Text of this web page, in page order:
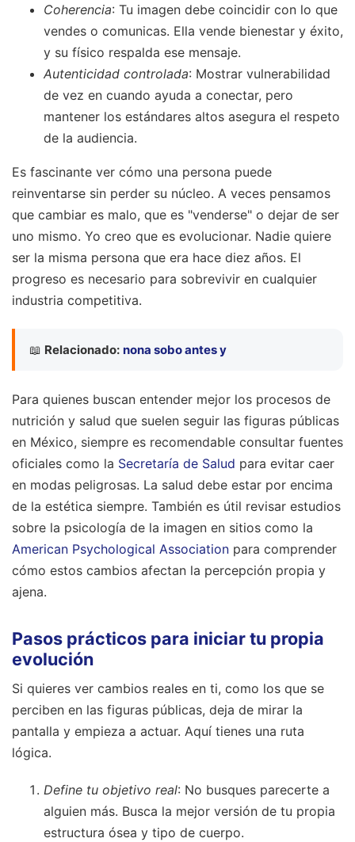
Coherencia: Tu imagen debe coincidir con lo que
vendes o comunicas. Ella vende bienestar y éxito,
y su físico respalda ese mensaje.
Autenticidad controlada: Mostrar vulnerabilidad
de vez en cuando ayuda a conectar, pero
mantener los estándares altos asegura el respeto
de la audiencia.
Es fascinante ver cómo una persona puede
reinventarse sin perder su núcleo. A veces pensamos
que cambiar es malo, que es "venderse" o dejar de ser
uno mismo. Yo creo que es evolucionar. Nadie quiere
ser la misma persona que era hace diez años. El
progreso es necesario para sobrevivir en cualquier
industria competitiva.
📖 Relacionado: nona sobo antes y
Para quienes buscan entender mejor los procesos de
nutrición y salud que suelen seguir las figuras públicas
en México, siempre es recomendable consultar fuentes
oficiales como la Secretaría de Salud para evitar caer
en modas peligrosas. La salud debe estar por encima
de la estética siempre. También es útil revisar estudios
sobre la psicología de la imagen en sitios como la
American Psychological Association para comprender
cómo estos cambios afectan la percepción propia y
ajena.
Pasos prácticos para iniciar tu propia
evolución
Si quieres ver cambios reales en ti, como los que se
perciben en las figuras públicas, deja de mirar la
pantalla y empieza a actuar. Aquí tienes una ruta
lógica.
Define tu objetivo real: No busques parecerte a
alguien más. Busca la mejor versión de tu propia
estructura ósea y tipo de cuerpo.